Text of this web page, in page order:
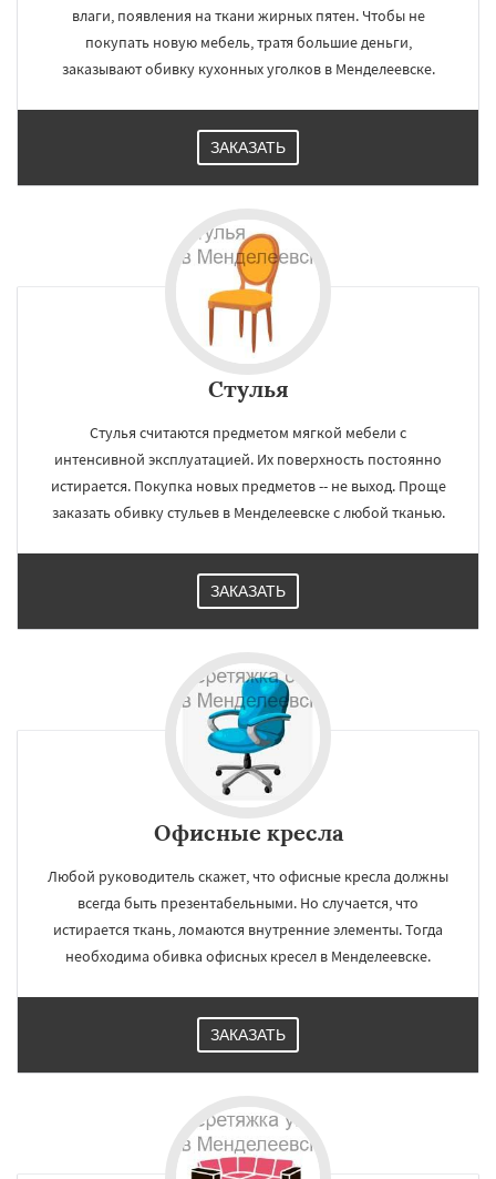
влаги, появления на ткани жирных пятен. Чтобы не
покупать новую мебель, тратя большие деньги,
заказывают обивку кухонных уголков в Менделеевске.
ЗАКАЗАТЬ
Стулья
Стулья считаются предметом мягкой мебели с
интенсивной эксплуатацией. Их поверхность постоянно
истирается. Покупка новых предметов -- не выход. Проще
заказать обивку стульев в Менделеевске с любой тканью.
ЗАКАЗАТЬ
Офисные кресла
Любой руководитель скажет, что офисные кресла должны
всегда быть презентабельными. Но случается, что
истирается ткань, ломаются внутренние элементы. Тогда
необходима обивка офисных кресел в Менделеевске.
ЗАКАЗАТЬ